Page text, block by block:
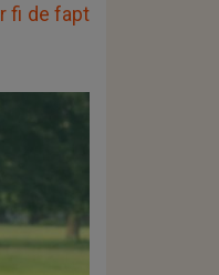
fi de fapt